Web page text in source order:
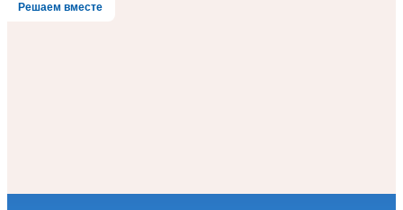
Решаем вместе